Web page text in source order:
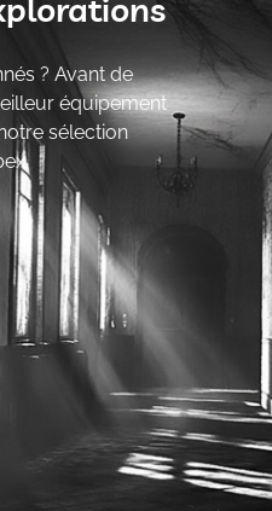
? Avant de
équipement
sélection